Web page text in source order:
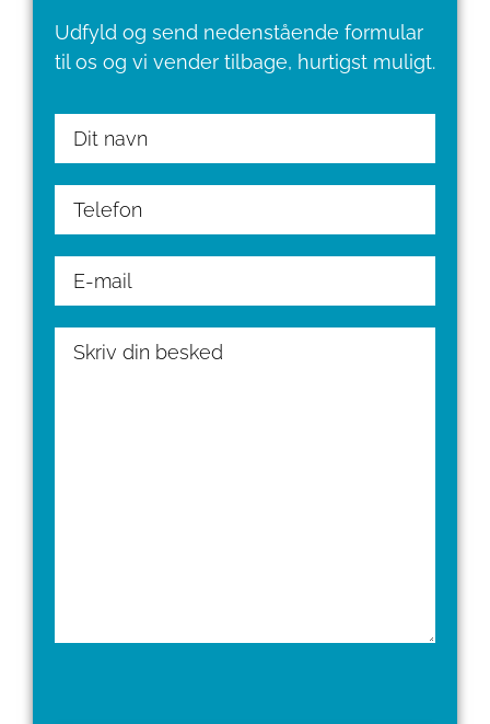
Udfyld og send nedenstående formular
til os og vi vender tilbage, hurtigst muligt.​